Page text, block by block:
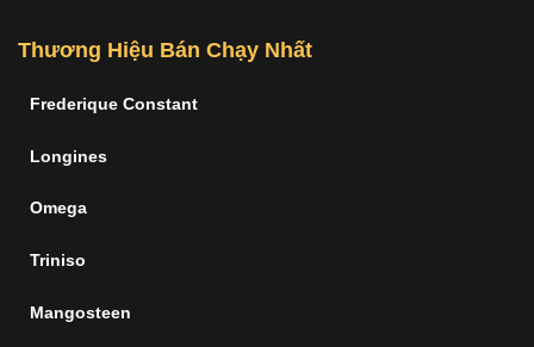
Thương Hiệu Bán Chạy Nhất
Frederique Constant
Longines
Omega
Triniso
Mangosteen